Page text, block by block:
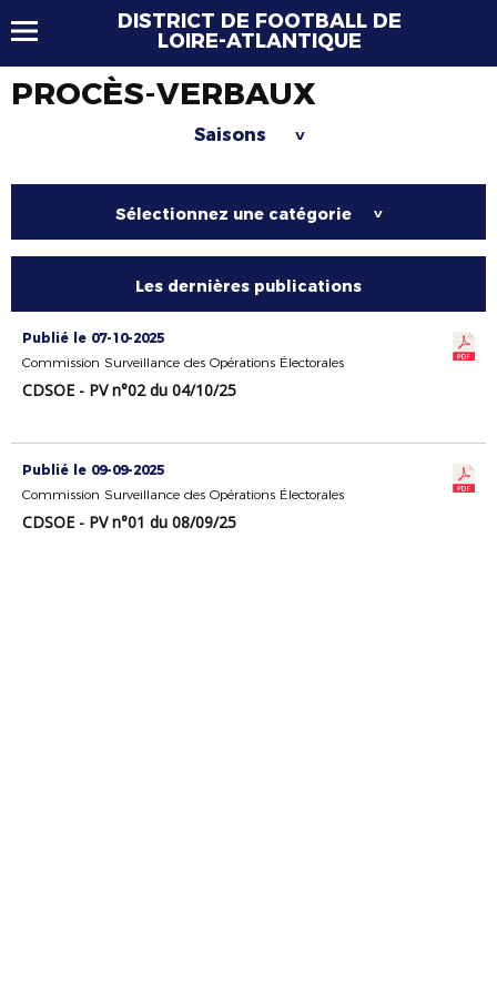
DISTRICT DE FOOTBALL DE
LOIRE-ATLANTIQUE
PROCÈS-VERBAUX
Saisons >
Sélectionnez une catégorie >
Les dernières publications
Publié le 07-10-2025
Commission Surveillance des Opérations Électorales
CDSOE - PV n°02 du 04/10/25
Publié le 09-09-2025
Commission Surveillance des Opérations Électorales
CDSOE - PV n°01 du 08/09/25